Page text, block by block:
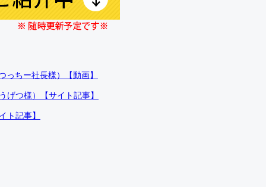
ちー社長様）【動画】
げつ様）【サイト記事】
ト記事】